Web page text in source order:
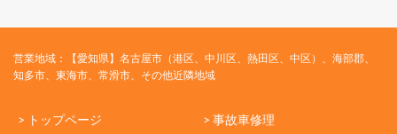
営業地域：【愛知県】名古屋市（港区、中川区、熱田区、中区）、海部郡、
知多市、東海市、常滑市、その他近隣地域
> トップページ
> 事故車修理